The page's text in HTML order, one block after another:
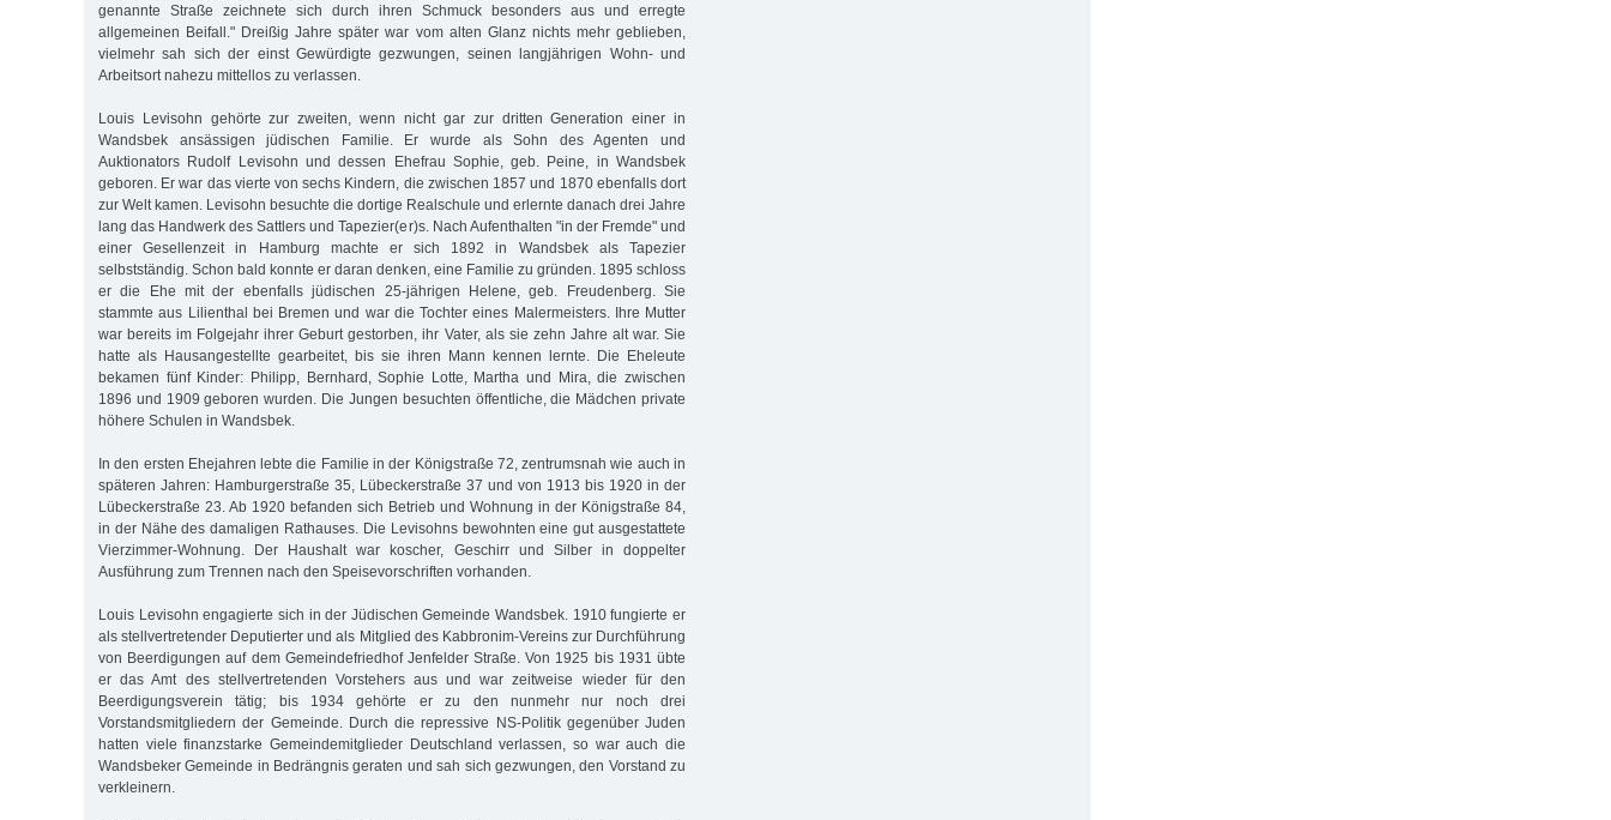
genannte Straße zeichnete sich durch ihren Schmuck besonders aus und erregte
allgemeinen Beifall." Dreißig Jahre später war vom alten Glanz nichts mehr geblieben,
vielmehr sah sich der einst Gewürdigte gezwungen, seinen langjährigen Wohn- und
Arbeitsort nahezu mittellos zu verlassen.
Louis Levisohn gehörte zur zweiten, wenn nicht gar zur dritten Generation einer in
Wandsbek ansässigen jüdischen Familie. Er wurde als Sohn des Agenten und
Auktionators Rudolf Levisohn und dessen Ehefrau Sophie, geb. Peine, in Wandsbek
geboren. Er war das vierte von sechs Kindern, die zwischen 1857 und 1870 ebenfalls dort
zur Welt kamen. Levisohn besuchte die dortige Realschule und erlernte danach drei Jahre
lang das Handwerk des Sattlers und Tapezier(er)s. Nach Aufenthalten "in der Fremde" und
einer Gesellenzeit in Hamburg machte er sich 1892 in Wandsbek als Tapezier
selbstständig. Schon bald konnte er daran denken, eine Familie zu gründen. 1895 schloss
er die Ehe mit der ebenfalls jüdischen 25-jährigen Helene, geb. Freudenberg. Sie
stammte aus Lilienthal bei Bremen und war die Tochter eines Malermeisters. Ihre Mutter
war bereits im Folgejahr ihrer Geburt gestorben, ihr Vater, als sie zehn Jahre alt war. Sie
hatte als Hausangestellte gearbeitet, bis sie ihren Mann kennen lernte. Die Eheleute
bekamen fünf Kinder: Philipp, Bernhard, Sophie Lotte, Martha und Mira, die zwischen
1896 und 1909 geboren wurden. Die Jungen besuchten öffentliche, die Mädchen private
höhere Schulen in Wandsbek.
In den ersten Ehejahren lebte die Familie in der Königstraße 72, zentrumsnah wie auch in
späteren Jahren: Hamburgerstraße 35, Lübeckerstraße 37 und von 1913 bis 1920 in der
Lübeckerstraße 23. Ab 1920 befanden sich Betrieb und Wohnung in der Königstraße 84,
in der Nähe des damaligen Rathauses. Die Levisohns bewohnten eine gut ausgestattete
Vierzimmer-Wohnung. Der Haushalt war koscher, Geschirr und Silber in doppelter
Ausführung zum Trennen nach den Speisevorschriften vorhanden.
Louis Levisohn engagierte sich in der Jüdischen Gemeinde Wandsbek. 1910 fungierte er
als stellvertretender Deputierter und als Mitglied des Kabbronim-Vereins zur Durchführung
von Beerdigungen auf dem Gemeindefriedhof Jenfelder Straße. Von 1925 bis 1931 übte
er das Amt des stellvertretenden Vorstehers aus und war zeitweise wieder für den
Beerdigungsverein tätig; bis 1934 gehörte er zu den nunmehr nur noch drei
Vorstandsmitgliedern der Gemeinde. Durch die repressive NS-Politik gegenüber Juden
hatten viele finanzstarke Gemeindemitglieder Deutschland verlassen, so war auch die
Wandsbeker Gemeinde in Bedrängnis geraten und sah sich gezwungen, den Vorstand zu
verkleinern.